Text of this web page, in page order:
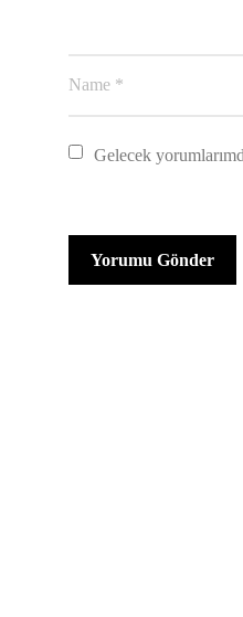
Gelecek